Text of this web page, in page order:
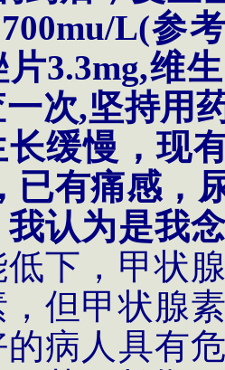
L(参
片3.3mg,维
次,坚持用
长缓慢，现
，已有痛感，
认为是我
低下，甲状
但甲状腺
病人具有